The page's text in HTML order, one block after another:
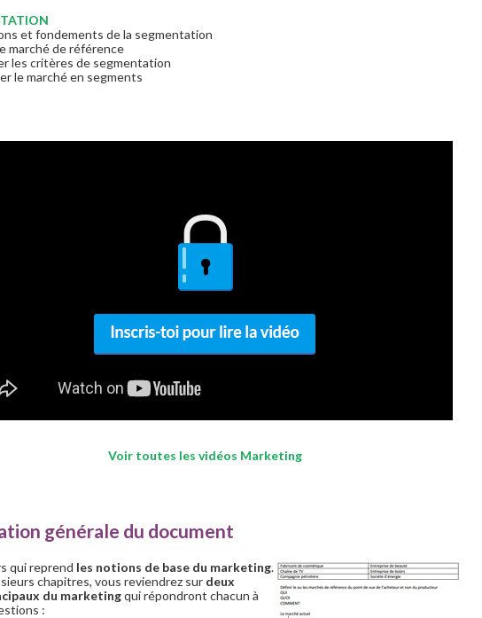
et fondements de la segmentation
de référence
critères de segmentation
le marché en segments
Voir toutes les vidéos Marketing
générale du document
qui reprend les notions de base du marketing.
chapitres, vous reviendrez sur deux
du marketingqui répondront chacun à
: